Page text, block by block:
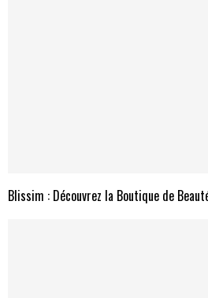
Blissim : Découvrez la Boutique de